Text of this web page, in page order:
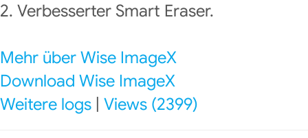
2. Verbesserter Smart Eraser.
Mehr über Wise ImageX
Download Wise ImageX
Weitere logs Views (2399)